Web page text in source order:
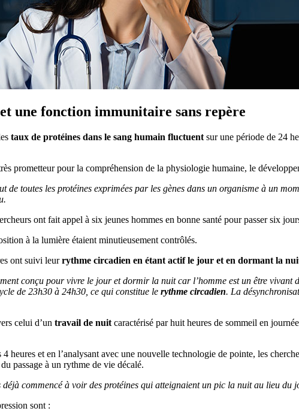
une fonction immunitaire sans repère
taux de protéines dans le sang humain fluctuentsur une période de 24
prometteur pour la compréhension de la physiologie humaine, le
de toutes les protéines exprimées par les gènes dans un organisme à un
ont fait appel à six jeunes hommes en bonne santé pour passer six
à la lumière étaient minutieusement contrôlés.
ont suivi leurrythme circadien en étant actif le jour et en dormant la
conçu pour vivre le jour et dormir la nuit car l’homme est un être
de 23h30 à 24h30, ce qui constitue le rythme circadien. La
celui d’un travail de nuitcaractérisé par huit heures de sommeil en
heures et en l’analysant avec une nouvelle technologie de pointe, les
passage à un rythme de vie décalé.
commencé à voir des protéines qui atteignaient un pic la nuit au lieu du
sont :